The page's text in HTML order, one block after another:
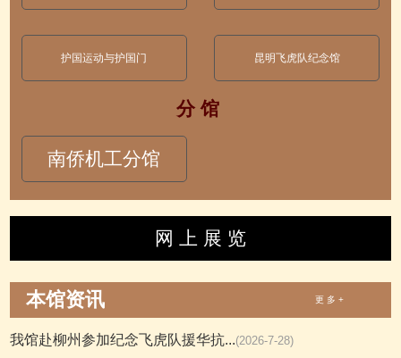
护国运动与护国门 昆明飞虎队纪念馆
分 馆
南侨机工分馆
网 上 展 览
本馆资讯 更 多 +
我馆赴柳州参加纪念飞虎队援华抗...(2026-7-28)